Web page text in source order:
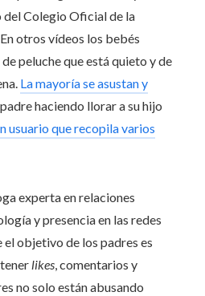
del Colegio Oficial de la
otros vídeos los bebés
peluche que está quieto y de
La mayoría se asustan y
haciendo llorar a su hijo
usuario que recopila varios
experta en relaciones
y presencia en las redes
el objetivo de los padres es
likes, comentarios y
no solo están abusando